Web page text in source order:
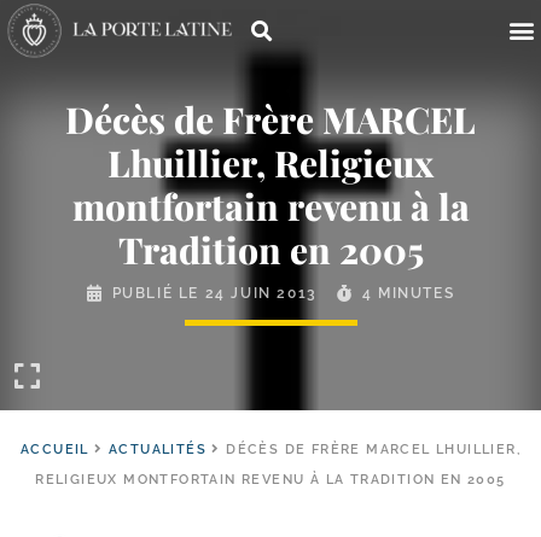
Décès de Frère MARCEL
Lhuillier, Religieux
montfortain revenu à la
Tradition en 2005
PUBLIÉ LE 24 JUIN 2013 4 MINUTES
ACCUEIL ACTUALITÉS
DÉCÈS DE FRÈRE MARCEL LHUILLIER,
RELIGIEUX MONTFORTAIN REVENU À LA TRADITION EN 2005